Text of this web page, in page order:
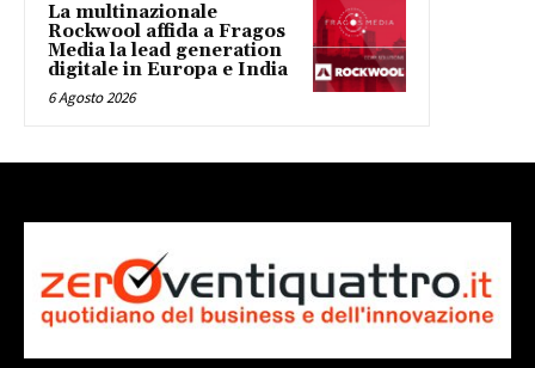
La multinazionale
Rockwool affida a Fragos
Media la lead generation
digitale in Europa e India
6 Agosto 2026